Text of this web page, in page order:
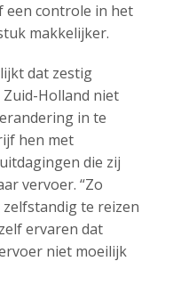
een controle in het
makkelijker.
dat zestig
Holland niet
in te
hen met
die zij
vervoer. “Zo
te reizen
ervaren dat
niet moeilijk